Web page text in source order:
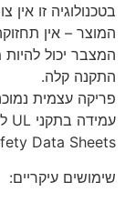
בטכנולוגיה זו
המוצר – אין
המצבר יכול
התקנה קלה.
פריקה עצמית
Data Sheets
שימושים עיקריים: